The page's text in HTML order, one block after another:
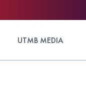
UTMB MEDIA